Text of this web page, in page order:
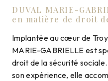
DUVAL MARIE-
en matière de droit
Implantée au cœur de
MARIE-GABRIELLE est
droit de la sécurité
son expérience, elle